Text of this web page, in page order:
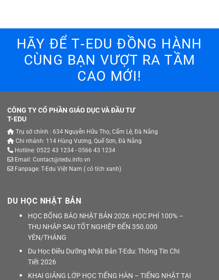
HÃY ĐỂ T‑EDU ĐỒNG HÀNH
CÙNG BẠN VƯỢT RA TẦM
CAO MỚI!
CÔNG TY CỔ PHẦN GIÁO DỤC VÀ ĐẦU TƯ
T-EDU
Trụ sở chính : 634 Nguyễn Hữu Thọ, Cẩm Lệ, Đà Nẵng
Chi nhánh: 114 Hùng Vương, Quế Sơn, Đà Nẵng
Hotline: 0522 43 1234 - 0566 43 1234
Email: Contact@tedu.info.vn
Fanpage: T-Edu Việt Nam ( có tích xanh)
DU HỌC NHẬT BẢN
HỌC BỔNG BÁO NHẬT BẢN 2026: HỌC PHÍ 100% –
THU NHẬP SAU TỐT NGHIỆP ĐẾN 350.000
YÊN/THÁNG
Du Học Điều Dưỡng Nhật Bản T-Edu: Thông Tin Chi
Tiết 2026
KHAI GIẢNG LỚP HỌC TIẾNG HÀN – TIẾNG NHẬT TẠI